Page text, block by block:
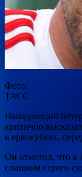
Фото:
ТАСС
Нападающий
критично
в ервокубках,
Он отметил, что в
слишком строго